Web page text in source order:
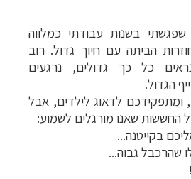
בשנות עבודתי כמלווה
הביתה עם חיוך גדול. רוב
כל כך גדולים, נרגעים
הגדול.
ומתפקידכם לדאוג לילדים, אבל
החששות שאנו מורגלים לשמוע:
בקייטנה...
שהרכבל גבוה...